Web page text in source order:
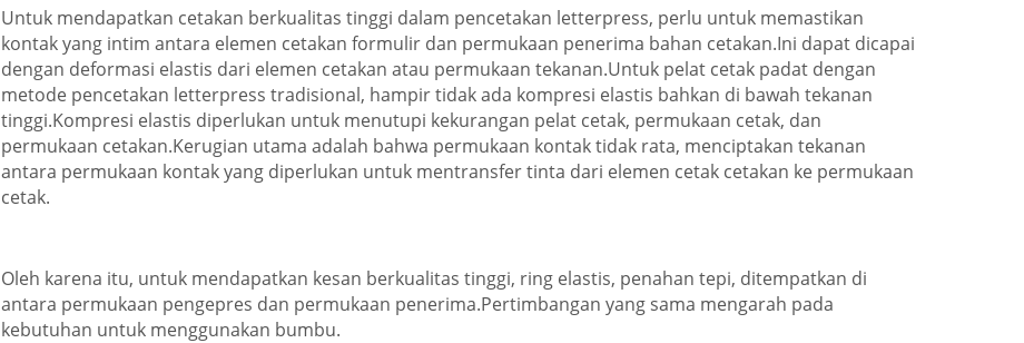
Untuk mendapatkan cetakan berkualitas tinggi dalam pencetakan letterpress, perlu untuk memastikan
kontak yang intim antara elemen cetakan formulir dan permukaan penerima bahan cetakan.Ini dapat dicapai
dengan deformasi elastis dari elemen cetakan atau permukaan tekanan.Untuk pelat cetak padat dengan
metode pencetakan letterpress tradisional, hampir tidak ada kompresi elastis bahkan di bawah tekanan
tinggi.Kompresi elastis diperlukan untuk menutupi kekurangan pelat cetak, permukaan cetak, dan
permukaan cetakan.Kerugian utama adalah bahwa permukaan kontak tidak rata, menciptakan tekanan
antara permukaan kontak yang diperlukan untuk mentransfer tinta dari elemen cetak cetakan ke permukaan
cetak.
Oleh karena itu, untuk mendapatkan kesan berkualitas tinggi, ring elastis, penahan tepi, ditempatkan di
antara permukaan pengepres dan permukaan penerima.Pertimbangan yang sama mengarah pada
kebutuhan untuk menggunakan bumbu.